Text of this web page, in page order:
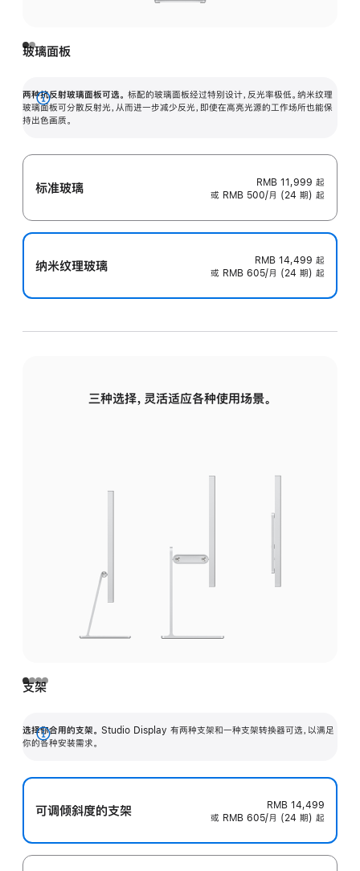
玻璃面板
两种抗反射玻璃面板可选。 标配的玻璃面板经过特别设计，反光率极低。纳米纹理
玻璃面板可分散反射光，从而进一步减少反光，即使在高亮光源的工作场所也能保
持出色画质。
展
开
标准玻璃 RMB 11,999 起
或 RMB 500/月 (24 期) 起
纳米纹理玻璃 RMB 14,499 起
或 RMB 605/月 (24 期) 起
三种选择，灵活适应各种使用场景。
支架
选择你合用的支架。 Studio Display 有两种支架和一种支架转换器可选，以满足
你的各种安装需求。
展
可调倾斜度的支架
RMB 14,499
或 RMB 605/月 (24 期) 起